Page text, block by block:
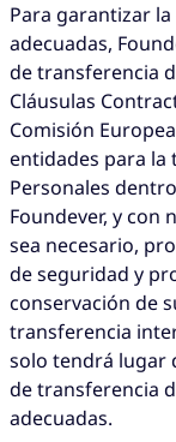
Para garantizar
adecuadas,
de transferencia
Cláusulas
Comisión
entidades para la
Personales
Foundever, y con
sea necesario,
de seguridad y
conservación de
transferencia
solo tendrá lugar
de transferencia
adecuadas.